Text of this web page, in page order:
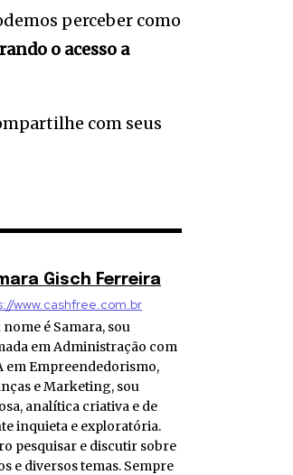
perceber como
o acesso a
com seus
Gisch Ferreira
www.cashfree.com.br
nome é Samara, sou
em Administração com
em Empreendedorismo,
e Marketing, sou
analítica criativa e de
inquieta e exploratória.
pesquisar e discutir sobre
e diversos temas. Sempre